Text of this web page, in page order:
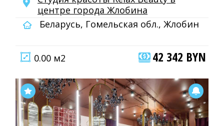
центре города Жлобина
Беларусь, Гомельская обл., Жлобин
0.00 м2 42 342 BYN